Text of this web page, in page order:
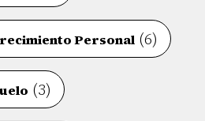
Personal (6)
(3)